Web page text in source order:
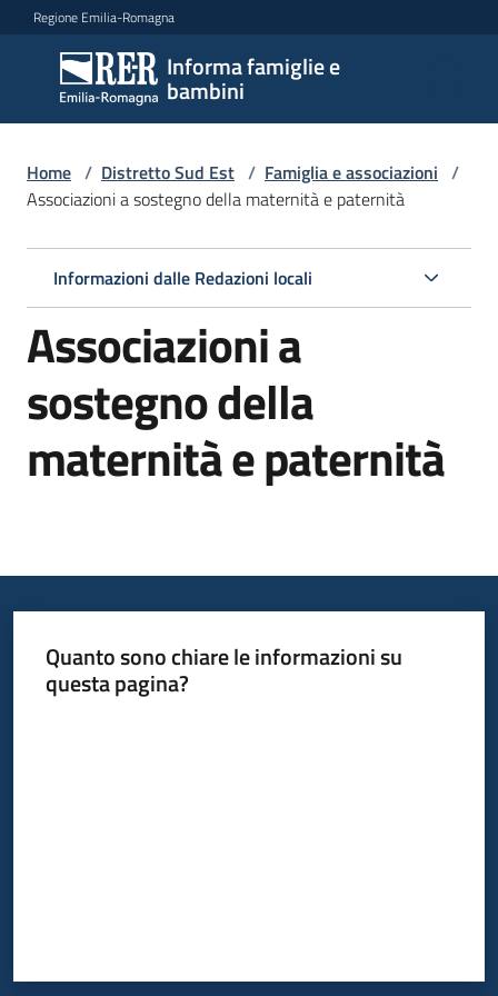
Vai al contenuto
Vai alla navigazione
Vai al footer
Regione Emilia-Romagna
Informa famiglie e
bambini
Informa
famiglie
e
bambini
Argomenti
Servizi
Centri
le
famiglie
Informazioni
Home / Distretto Sud Est / Famiglia e associazioni /
Associazioni a sostegno della maternità e paternità
Informazioni dalle Redazioni locali
Associazioni a
sostegno della
maternità e paternità
Quanto sono chiare le informazioni su
questa pagina?